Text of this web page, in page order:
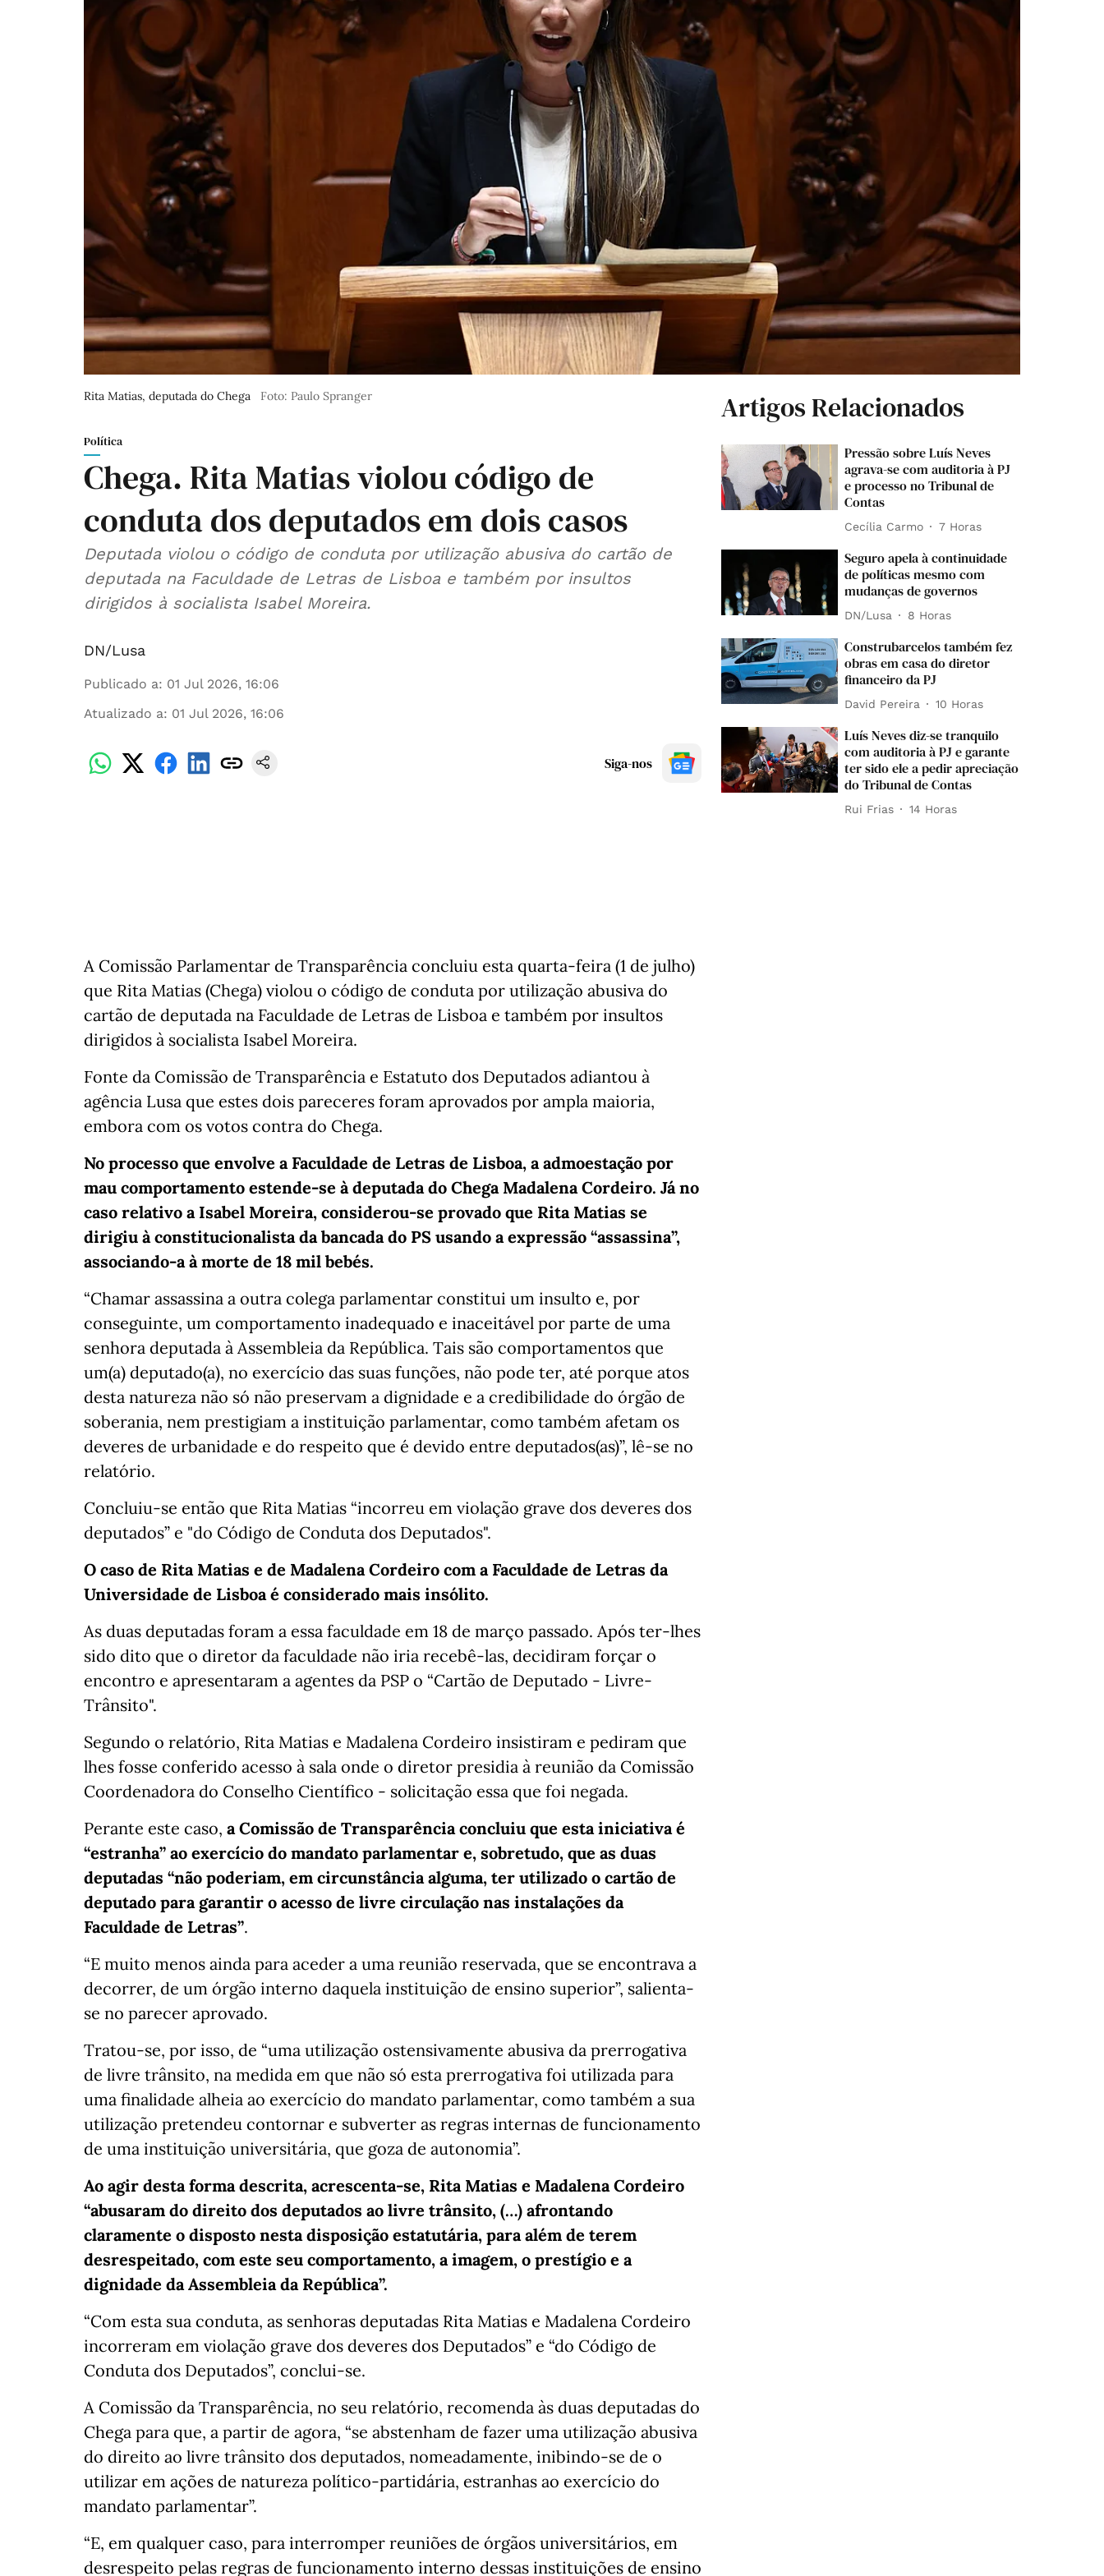
Rita Matias, deputada do Chega Foto: Paulo Spranger
Política
Chega. Rita Matias violou código de
conduta dos deputados em dois casos
Deputada violou o código de conduta por utilização abusiva do cartão de
deputada na Faculdade de Letras de Lisboa e também por insultos
dirigidos à socialista Isabel Moreira.
DN/Lusa
Publicado a: 01 Jul 2026, 16:06
Atualizado a: 01 Jul 2026, 16:06
Siga-nos
A Comissão Parlamentar de Transparência concluiu esta quarta-feira (1 de julho)
que Rita Matias (Chega) violou o código de conduta por utilização abusiva do
cartão de deputada na Faculdade de Letras de Lisboa e também por insultos
dirigidos à socialista Isabel Moreira.
Fonte da Comissão de Transparência e Estatuto dos Deputados adiantou à
agência Lusa que estes dois pareceres foram aprovados por ampla maioria,
embora com os votos contra do Chega.
No processo que envolve a Faculdade de Letras de Lisboa, a admoestação por
mau comportamento estende-se à deputada do Chega Madalena Cordeiro. Já no
caso relativo a Isabel Moreira, considerou-se provado que Rita Matias se
dirigiu à constitucionalista da bancada do PS usando a expressão “assassina”,
associando-a à morte de 18 mil bebés.
“Chamar assassina a outra colega parlamentar constitui um insulto e, por
conseguinte, um comportamento inadequado e inaceitável por parte de uma
senhora deputada à Assembleia da República. Tais são comportamentos que
um(a) deputado(a), no exercício das suas funções, não pode ter, até porque atos
desta natureza não só não preservam a dignidade e a credibilidade do órgão de
soberania, nem prestigiam a instituição parlamentar, como também afetam os
deveres de urbanidade e do respeito que é devido entre deputados(as)”, lê-se no
relatório.
Concluiu-se então que Rita Matias “incorreu em violação grave dos deveres dos
deputados” e "do Código de Conduta dos Deputados".
O caso de Rita Matias e de Madalena Cordeiro com a Faculdade de Letras da
Universidade de Lisboa é considerado mais insólito.
As duas deputadas foram a essa faculdade em 18 de março passado. Após ter-lhes
sido dito que o diretor da faculdade não iria recebê-las, decidiram forçar o
encontro e apresentaram a agentes da PSP o “Cartão de Deputado - Livre-
Trânsito".
Segundo o relatório, Rita Matias e Madalena Cordeiro insistiram e pediram que
lhes fosse conferido acesso à sala onde o diretor presidia à reunião da Comissão
Coordenadora do Conselho Científico - solicitação essa que foi negada.
Perante este caso, a Comissão de Transparência concluiu que esta iniciativa é
“estranha” ao exercício do mandato parlamentar e, sobretudo, que as duas
deputadas “não poderiam, em circunstância alguma, ter utilizado o cartão de
deputado para garantir o acesso de livre circulação nas instalações da
Faculdade de Letras”.
“E muito menos ainda para aceder a uma reunião reservada, que se encontrava a
decorrer, de um órgão interno daquela instituição de ensino superior”, salienta-
se no parecer aprovado.
Tratou-se, por isso, de “uma utilização ostensivamente abusiva da prerrogativa
de livre trânsito, na medida em que não só esta prerrogativa foi utilizada para
uma finalidade alheia ao exercício do mandato parlamentar, como também a sua
utilização pretendeu contornar e subverter as regras internas de funcionamento
de uma instituição universitária, que goza de autonomia”.
Ao agir desta forma descrita, acrescenta-se, Rita Matias e Madalena Cordeiro
“abusaram do direito dos deputados ao livre trânsito, (…) afrontando
claramente o disposto nesta disposição estatutária, para além de terem
desrespeitado, com este seu comportamento, a imagem, o prestígio e a
dignidade da Assembleia da República”.
“Com esta sua conduta, as senhoras deputadas Rita Matias e Madalena Cordeiro
incorreram em violação grave dos deveres dos Deputados” e “do Código de
Conduta dos Deputados”, conclui-se.
A Comissão da Transparência, no seu relatório, recomenda às duas deputadas do
Chega para que, a partir de agora, “se abstenham de fazer uma utilização abusiva
do direito ao livre trânsito dos deputados, nomeadamente, inibindo-se de o
utilizar em ações de natureza político-partidária, estranhas ao exercício do
mandato parlamentar”.
“E, em qualquer caso, para interromper reuniões de órgãos universitários, em
desrespeito pelas regras de funcionamento interno dessas instituições de ensino
Artigos Relacionados
Pressão sobre Luís Neves
agrava-se com auditoria à PJ
e processo no Tribunal de
Contas
Cecília Carmo 7 Horas
Seguro apela à continuidade
de políticas mesmo com
mudanças de governos
DN/Lusa 8 Horas
Construbarcelos também fez
obras em casa do diretor
financeiro da PJ
David Pereira 10 Horas
Luís Neves diz-se tranquilo
com auditoria à PJ e garante
ter sido ele a pedir apreciação
do Tribunal de Contas
Rui Frias 14 Horas